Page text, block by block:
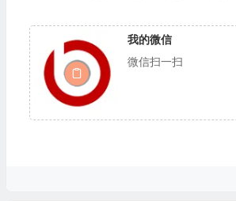
我的微信
微信扫一扫